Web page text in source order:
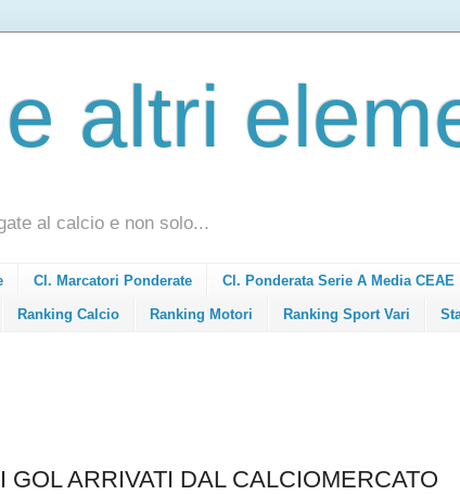
altri
al calcio e non solo...
Cl. Marcatori Ponderate Cl. Ponderata Serie A Media CEAE
Ranking Calcio Ranking Motori Ranking Sport Vari
GOL ARRIVATI DAL CALCIOMERCATO